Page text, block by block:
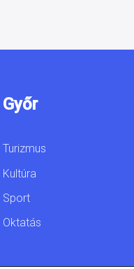
Győr
Turizmus
Kultúra
Sport
Oktatás